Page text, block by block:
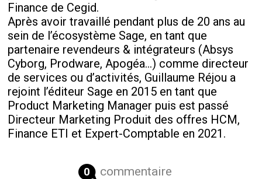
Finance de Cegid.
Après avoir travaillé pendant plus de 20 ans au
sein de l’écosystème Sage, en tant que
partenaire revendeurs & intégrateurs (Absys
Cyborg, Prodware, Apogéa...) comme directeur
de services ou d’activités, Guillaume Réjou a
rejoint l’éditeur Sage en 2015 en tant que
Product Marketing Manager puis est passé
Directeur Marketing Produit des offres HCM,
Finance ETI et Expert-Comptable en 2021.
0 commentaire